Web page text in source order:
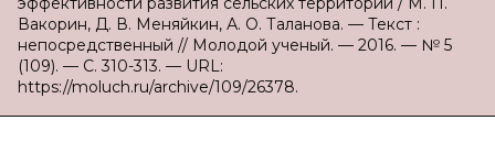
Вакорин, Д. В. Меняйкин, А. О. Таланова. — Текст :
непосредственный // Молодой ученый. — 2016. — № 5
(109). — С. 310-313. — URL:
https://moluch.ru/archive/109/26378.